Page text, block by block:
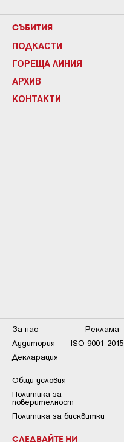
СЪБИТИЯ
ПОДКАСТИ
ГОРЕЩА ЛИНИЯ
АРХИВ
КОНТАКТИ
За нас
Реклама
Аудитория
ISO 9001-2015
Декларация
Общи условия
Пoлитикa зa
пoвepитeлнocт
Политика за бисквитки
СЛЕДВАЙТЕ НИ